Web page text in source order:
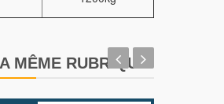
MÊME RUBRIQUE